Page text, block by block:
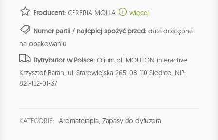
Producent: CERERIA MOLLA więcej
Numer partii / najlepiej spożyć przed: data dostępna
na opakowaniu
Dytrybutor w Polsce: Olium.pl, MOUTON interactive
Krzysztof Baran, ul. Starowiejska 265, 08-110 Siedlce, NIP:
821-152-01-37
KATEGORIE: Aromaterapia, Zapasy do dyfuzora